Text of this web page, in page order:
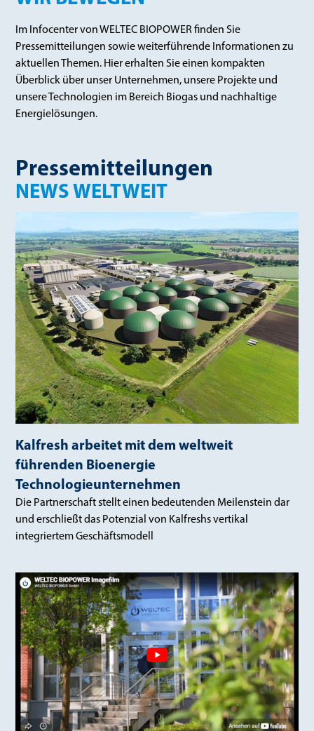
Im Infocenter von WELTEC BIOPOWER finden Sie
Pressemitteilungen sowie weiterführende Informationen zu
aktuellen Themen. Hier erhalten Sie einen kompakten
Überblick über unser Unternehmen, unsere Projekte und
unsere Technologien im Bereich Biogas und nachhaltige
Energielösungen.
Pressemitteilungen
NEWS WELTWEIT
Kalfresh arbeitet mit dem weltweit
führenden Bioenergie
Technologieunternehmen
Die Partnerschaft stellt einen bedeutenden Meilenstein dar
und erschließt das Potenzial von Kalfreshs vertikal
integriertem Geschäftsmodell